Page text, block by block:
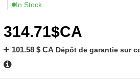
In Stock
314.71$CA
101.58 $ CA Dépôt de garantie sur